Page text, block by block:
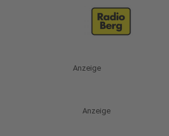
Anzeige
Anzeige